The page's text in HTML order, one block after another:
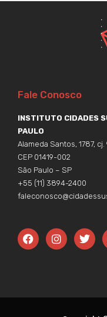
Fale Conosco
INSTITUTO CIDADES
PAULO
Alameda Santos, 1787, cj.
CEP 01419-002
São Paulo – SP
+55 (11) 3894-2400
F
a
c
o
I
n
s
r
T
w
i
r